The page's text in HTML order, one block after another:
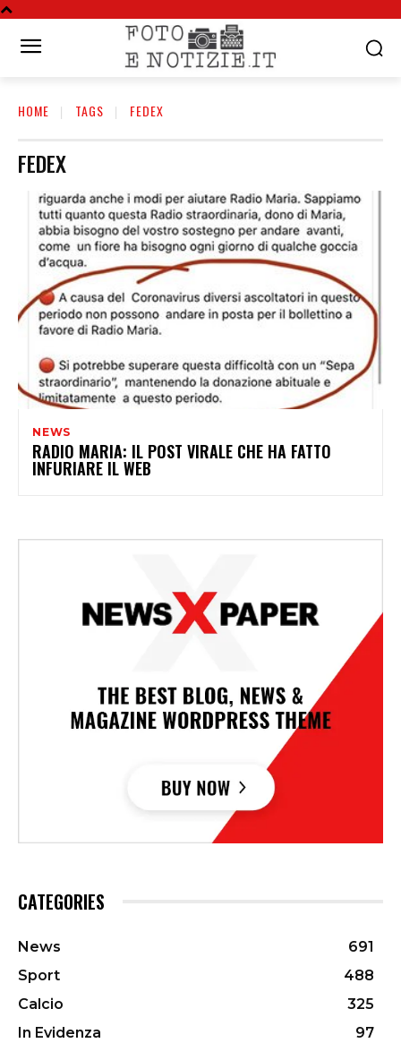
HOME TAGS FEDEX
FEDEX
NEWS
RADIO MARIA: IL POST VIRALE CHE HA FATTO
INFURIARE IL WEB
CATEGORIES
News
691
Sport
488
Calcio
325
In Evidenza
97